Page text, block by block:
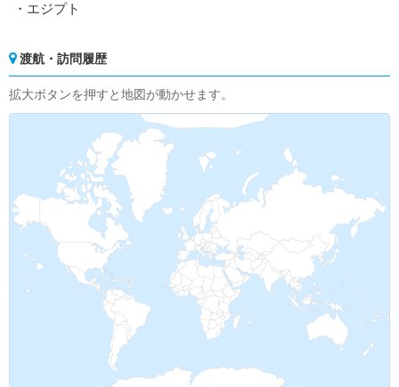
・エジプト
渡航・訪問履歴
拡大ボタンを押すと地図が動かせます。